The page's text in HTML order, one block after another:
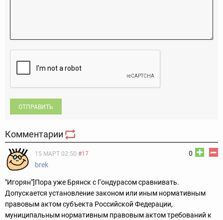
ОТПРАВИТЬ
Комментарии
0
15 МАРТ 02:50 #17
brek
"Игорян"]Пора уже Брянск с Гондурасом сравнивать.
Допускается установление законом или иным нормативным
правовым актом субъекта Российской Федерации,
муниципальным нормативным правовым актом требований к